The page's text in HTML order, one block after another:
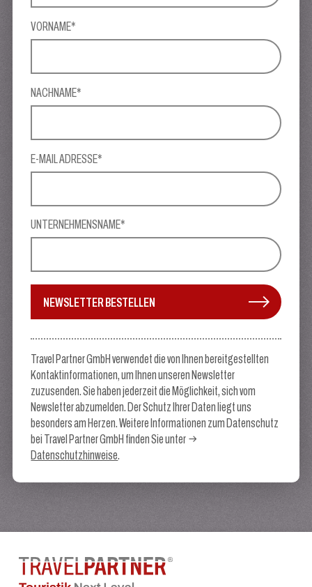
VORNAME*
NACHNAME*
E-MAIL ADRESSE*
UNTERNEHMENSNAME*
NEWSLETTER BESTELLEN
Travel Partner GmbH verwendet die von Ihnen bereitgestellten
Kontaktinformationen, um Ihnen unseren Newsletter
zuzusenden. Sie haben jederzeit die Möglichkeit, sich vom
Newsletter abzumelden. Der Schutz Ihrer Daten liegt uns
besonders am Herzen. Weitere Informationen zum Datenschutz
bei Travel Partner GmbH finden Sie unter
Datenschutzhinweise.